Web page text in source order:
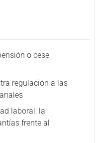
o cese
regulación a las
laboral: la
frente al